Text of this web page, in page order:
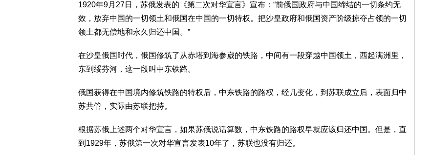
1920年9月27日，苏俄发表的《第二次对华宣言》宣布：“前俄国政府与中国缔结的一切条约无
效，放弃中国的一切领土和俄国在中国的一切特权。把沙皇政府和俄国资产阶级掠夺占领的一切
领土都无偿地和永久归还中国。”
在沙皇俄国时代，俄国修筑了从赤塔到海参崴的铁路，中间有一段穿越中国领土，西起满洲里，
东到绥芬河，这一段叫中东铁路。
俄国获得在中国境内修筑铁路的特权后，中东铁路的路权，经几变化，到苏联成立后，表面归中
苏共管，实际由苏联把持。
根据苏俄上述两个对华宣言，如果苏俄说话算数，中东铁路的路权早就应该归还中国。但是，直
到1929年，苏俄第一次对华宣言发表10年了，苏联也没有归还。